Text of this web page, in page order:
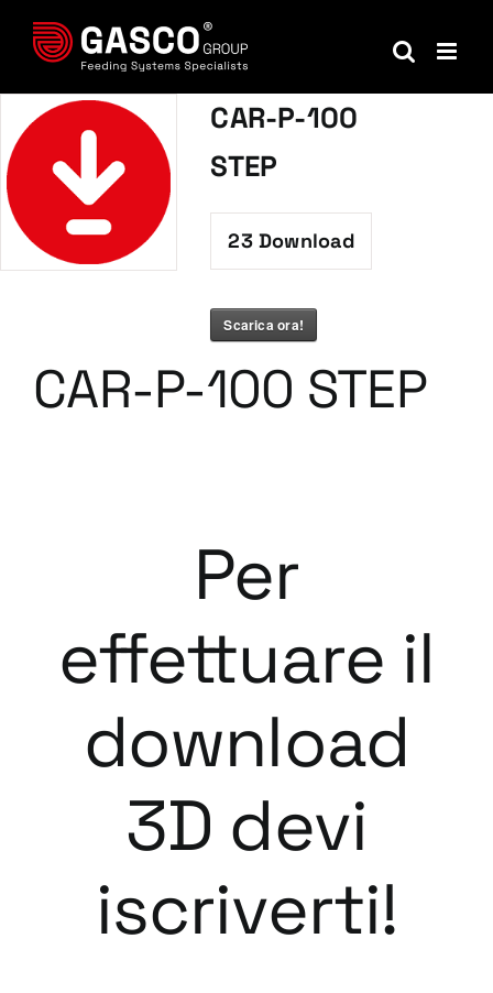
contenuto
CAR-P-100
STEP
23Download
Scarica ora!
CAR-P-100 STEP
Per
effettuare il
download
3D devi
iscriverti!